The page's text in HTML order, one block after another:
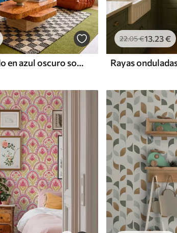
Diseño ondulado en azul oscuro sobre fondo rosa
22.05€13.23€